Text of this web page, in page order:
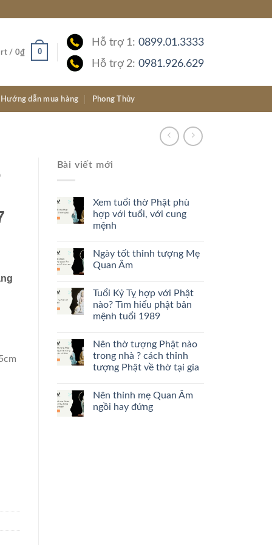
/ 0₫ 0
Hỗ trợ 1: 0899.01.3333
Hỗ trợ 2: 0981.926.629
Hướng dẫn mua hàng Phong Thủy
Bài viết mới
Xem tuổi thờ Phật phù
hợp với tuổi, với cung
mệnh
Ngày tốt thỉnh tượng Mẹ
Quan Âm
Tuổi Kỷ Tỵ hợp với Phật
nào? Tìm hiểu phật bản
mệnh tuổi 1989
Nên thờ tượng Phật nào
trong nhà ? cách thỉnh
tượng Phật về thờ tại gia
Nên thỉnh mẹ Quan Âm
ngồi hay đứng